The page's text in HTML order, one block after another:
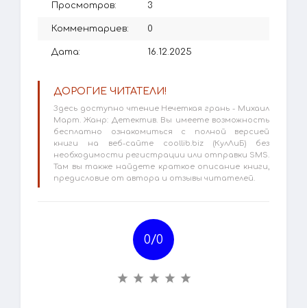
Просмотров: 3
Комментариев: 0
Дата: 16.12.2025
ДОРОГИЕ ЧИТАТЕЛИ!
Здесь доступно чтение Нечеткая грань - Михаил
Март. Жанр: Детектив. Вы имеете возможность
бесплатно ознакомиться с полной версией
книги на веб-сайте coollib.biz (КулЛиБ) без
необходимости регистрации или отправки SMS.
Там вы также найдете краткое описание книги,
предисловие от автора и отзывы читателей.
0/0